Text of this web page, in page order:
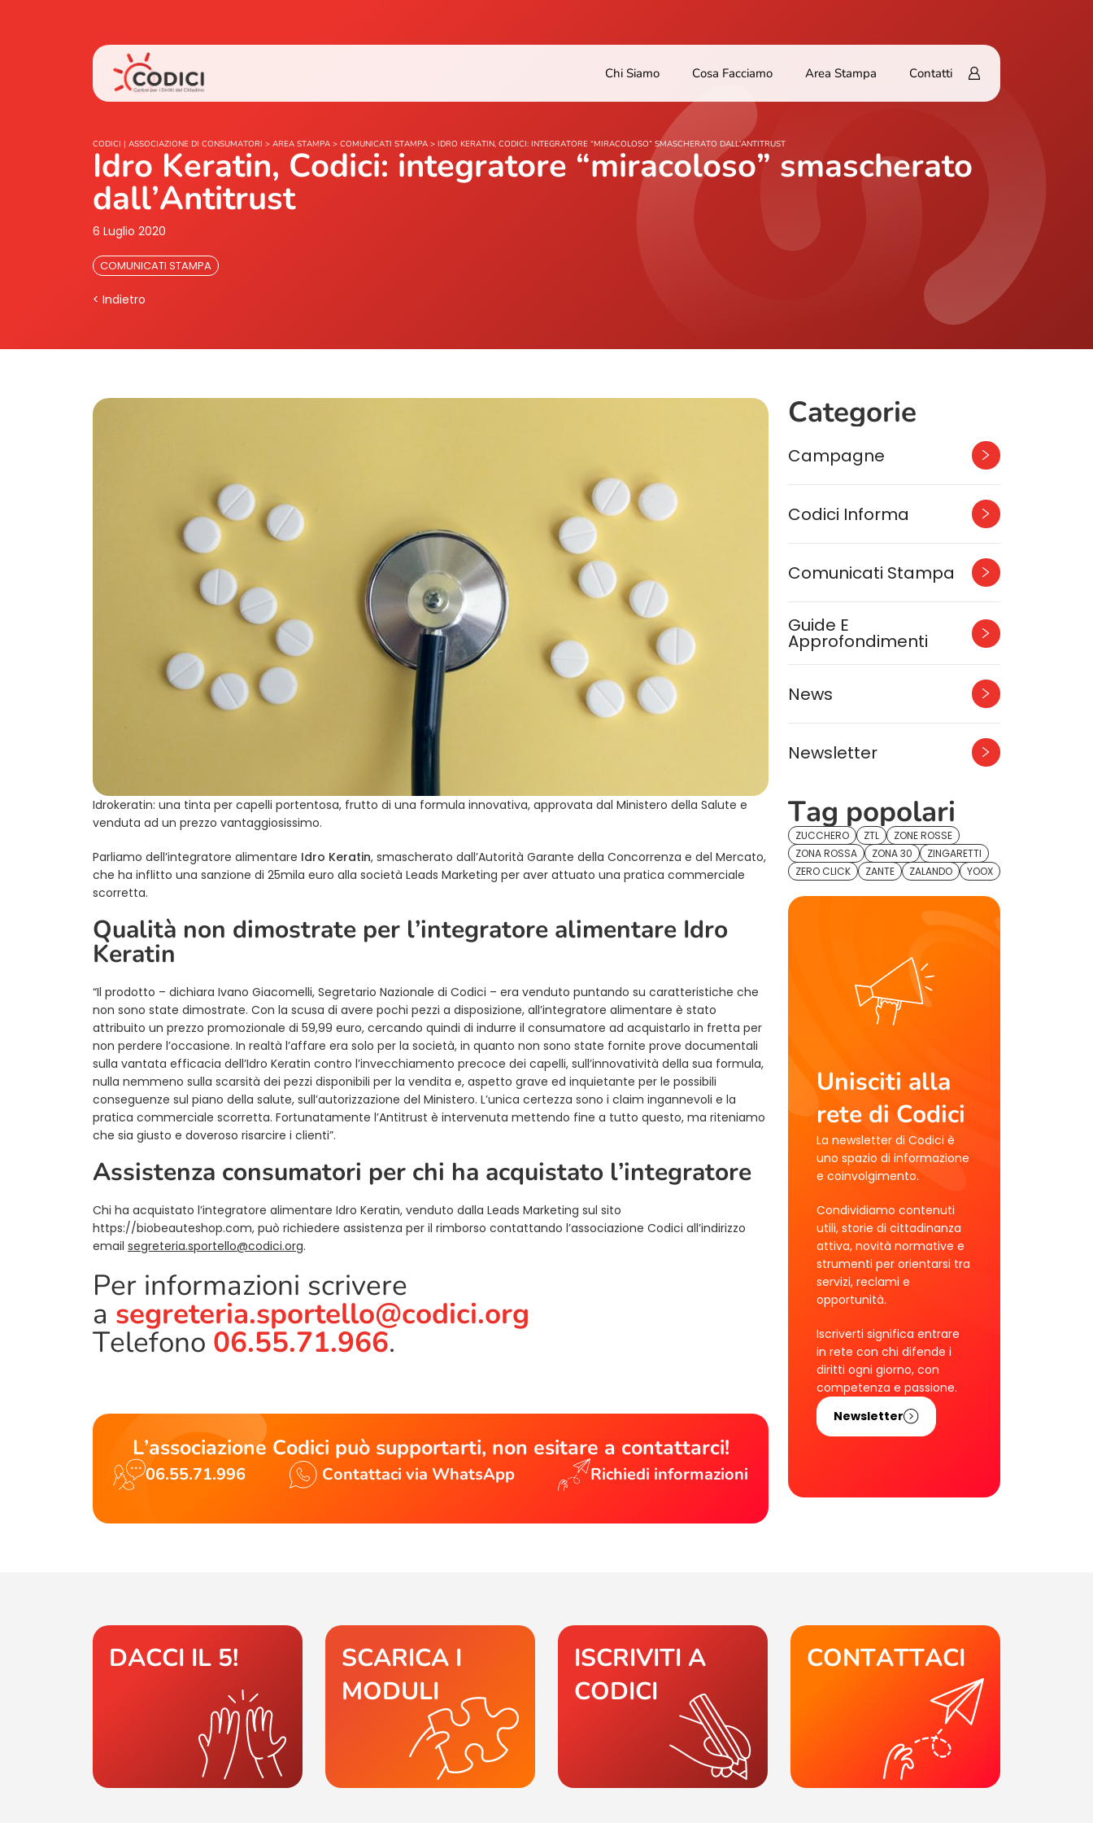
Chi Siamo Cosa Facciamo Area Stampa Contatti
CODICI | ASSOCIAZIONE DI CONSUMATORI > AREA STAMPA > COMUNICATI STAMPA > IDRO KERATIN, CODICI: INTEGRATORE “MIRACOLOSO” SMASCHERATO DALL’ANTITRUST
Idro Keratin, Codici: integratore “miracoloso” smascherato
dall’Antitrust
6 Luglio 2020
COMUNICATI STAMPA
< Indietro
Idrokeratin: una tinta per capelli portentosa, frutto di una formula innovativa, approvata dal Ministero della Salute e
venduta ad un prezzo vantaggiosissimo.
Parliamo dell’integratore alimentare Idro Keratin, smascherato dall’Autorità Garante della Concorrenza e del Mercato,
che ha inflitto una sanzione di 25mila euro alla società Leads Marketing per aver attuato una pratica commerciale
scorretta.
Qualità non dimostrate per l’integratore alimentare Idro
Keratin
“Il prodotto – dichiara Ivano Giacomelli, Segretario Nazionale di Codici – era venduto puntando su caratteristiche che
non sono state dimostrate. Con la scusa di avere pochi pezzi a disposizione, all’integratore alimentare è stato
attribuito un prezzo promozionale di 59,99 euro, cercando quindi di indurre il consumatore ad acquistarlo in fretta per
non perdere l’occasione. In realtà l’affare era solo per la società, in quanto non sono state fornite prove documentali
sulla vantata efficacia dell’Idro Keratin contro l’invecchiamento precoce dei capelli, sull’innovatività della sua formula,
nulla nemmeno sulla scarsità dei pezzi disponibili per la vendita e, aspetto grave ed inquietante per le possibili
conseguenze sul piano della salute, sull’autorizzazione del Ministero. L’unica certezza sono i claim ingannevoli e la
pratica commerciale scorretta. Fortunatamente l’Antitrust è intervenuta mettendo fine a tutto questo, ma riteniamo
che sia giusto e doveroso risarcire i clienti”.
Assistenza consumatori per chi ha acquistato l’integratore
Chi ha acquistato l’integratore alimentare Idro Keratin, venduto dalla Leads Marketing sul sito
https://biobeauteshop.com, può richiedere assistenza per il rimborso contattando l’associazione Codici all’indirizzo
email segreteria.sportello@codici.org.
Per informazioni scrivere
a segreteria.sportello@codici.org
Telefono 06.55.71.966.
L’associazione Codici può supportarti, non esitare a contattarci!
06.55.71.996 Contattaci via WhatsApp Richiedi informazioni
Categorie
Campagne
Codici Informa
Comunicati Stampa
Guide E
Approfondimenti
News
Newsletter
Tag popolari
ZUCCHERO ZTL
ZONE ROSSE
ZONA ROSSA
ZONA 30
ZINGARETTI
ZERO CLICK
ZANTE ZALANDO YOOX
Unisciti alla
rete di Codici
La newsletter di Codici è
uno spazio di informazione
e coinvolgimento.
Condividiamo contenuti
utili, storie di cittadinanza
attiva, novità normative e
strumenti per orientarsi tra
servizi, reclami e
opportunità.
Iscriverti significa entrare
in rete con chi difende i
diritti ogni giorno, con
competenza e passione.
Newsletter
DACCI IL 5!
SCARICA I
MODULI
ISCRIVITI A
CODICI
CONTATTACI